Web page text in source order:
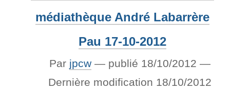
médiathèque André Labarrère
Pau 17-10-2012
Par jpcw — publié 18/10/2012 —
Dernière modification 18/10/2012